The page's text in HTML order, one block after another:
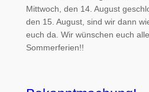
Mittwoch, den 14. August
den 15. August, sind wir dann
euch da. Wir wünschen euch
Sommerferien!!